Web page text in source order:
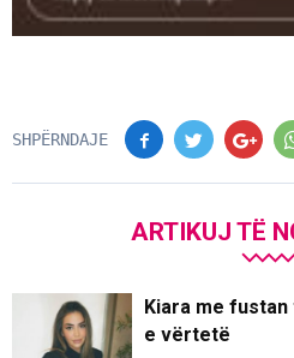
SHPËRNDAJE
ARTIKUJ TË
Kiara me fustan
e vërtetë